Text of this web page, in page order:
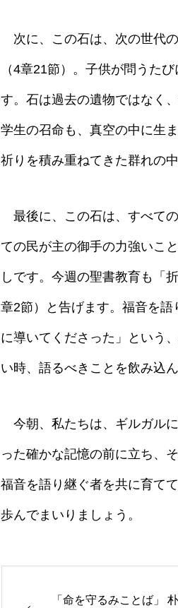
次に、この石は、次の世代
（4章21節）。子供が問うた
す。石は過去の遺物ではなく
学生の召命も、真空の中に生
祈りを積み重ねてきた群れの
最後に、この石は、すべて
ての民が主の御手の力強いこ
しです。今週の聖書教育も「
章2節）と告げます。福音を
に導いてくださった」という
い時、語るべきことを飲み込
今朝、私たちは、ギルガル
った確かな記憶の前に立ち、
福音を語り継ぐ者を共に育て
歩んでまいりましょう。
「命を守るみことば」